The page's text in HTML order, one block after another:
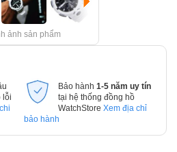
ảnh sản phẩm
lỗi
Bảo hành 1-5 năm uy tín
tại hệ thống đồng hồ
WatchStore Xem địa chỉ
bảo hành